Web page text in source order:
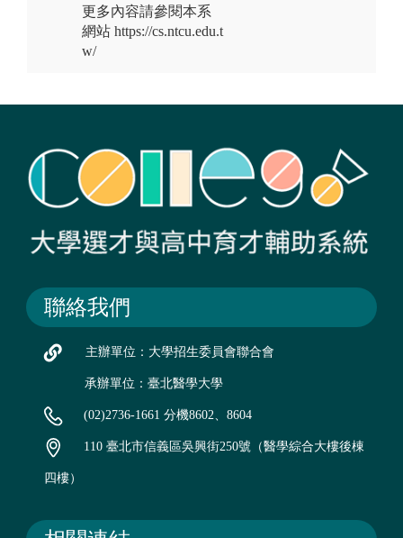
更多內容請參閱本系
網站 https://cs.ntcu.edu.t
w/
聯絡我們
主辦單位：大學招生委員會聯合會
承辦單位：臺北醫學大學
(02)2736-1661 分機8602、8604
110 臺北市信義區吳興街250號（醫學綜合大樓後棟
四樓）